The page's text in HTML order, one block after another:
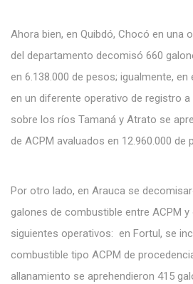
Ahora bien, en Quibdó, Chocó en una
del departamento decomisó 660
en 6.138.000 de pesos; igualmente,
en un diferente operativo de registro
sobre los ríos Tamaná y Atrato se
de ACPM avaluados en 12.960.000 de
Por otro lado, en Arauca se
galones de combustible entre ACPM y
siguientes operativos: en Fortul, se
combustible tipo ACPM de
allanamiento se aprehendieron 415